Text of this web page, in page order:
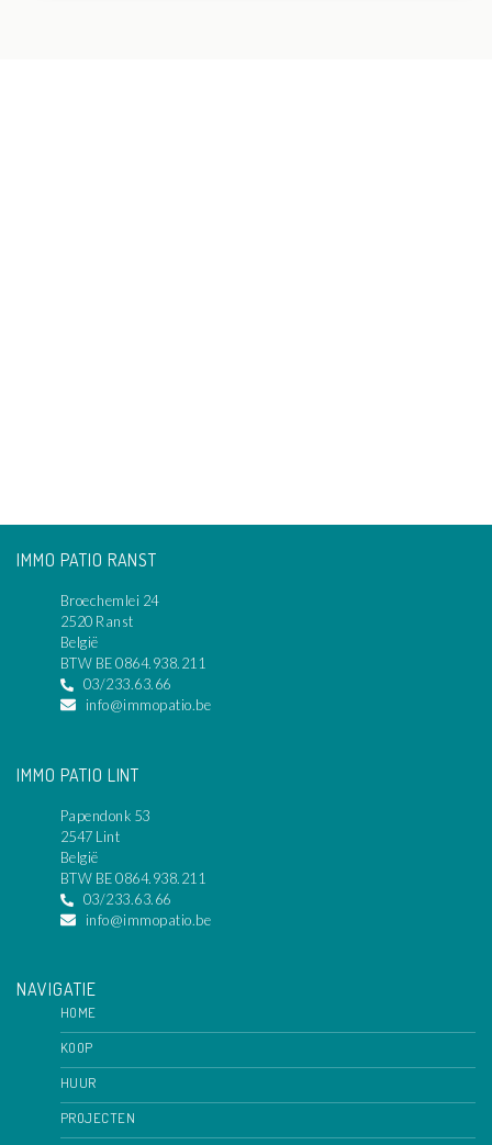
IMMO PATIO RANST
Broechemlei 24
2520 Ranst
België
BTW BE 0864.938.211
03/233.63.66
info@immopatio.be
IMMO PATIO LINT
Papendonk 53
2547 Lint
België
BTW BE 0864.938.211
03/233.63.66
info@immopatio.be
NAVIGATIE
HOME
KOOP
HUUR
PROJECTEN